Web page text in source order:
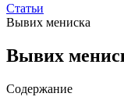
Статьи
Вывих мениска
Вывих
Содержание